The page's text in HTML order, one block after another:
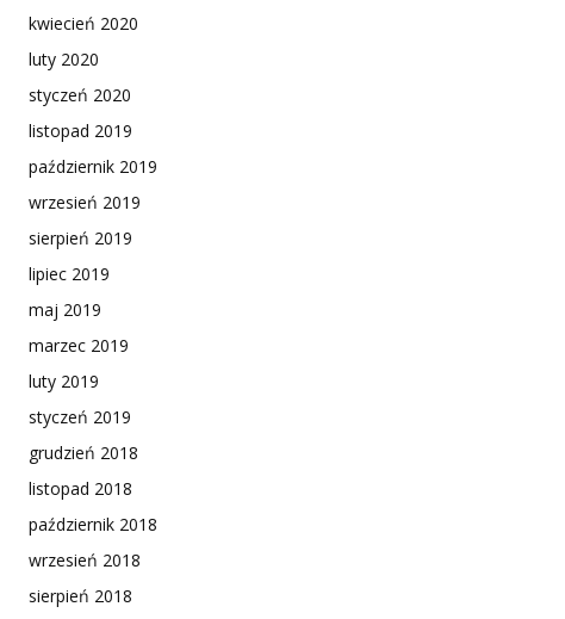
kwiecień 2020
luty 2020
styczeń 2020
listopad 2019
październik 2019
wrzesień 2019
sierpień 2019
lipiec 2019
maj 2019
marzec 2019
luty 2019
styczeń 2019
grudzień 2018
listopad 2018
październik 2018
wrzesień 2018
sierpień 2018